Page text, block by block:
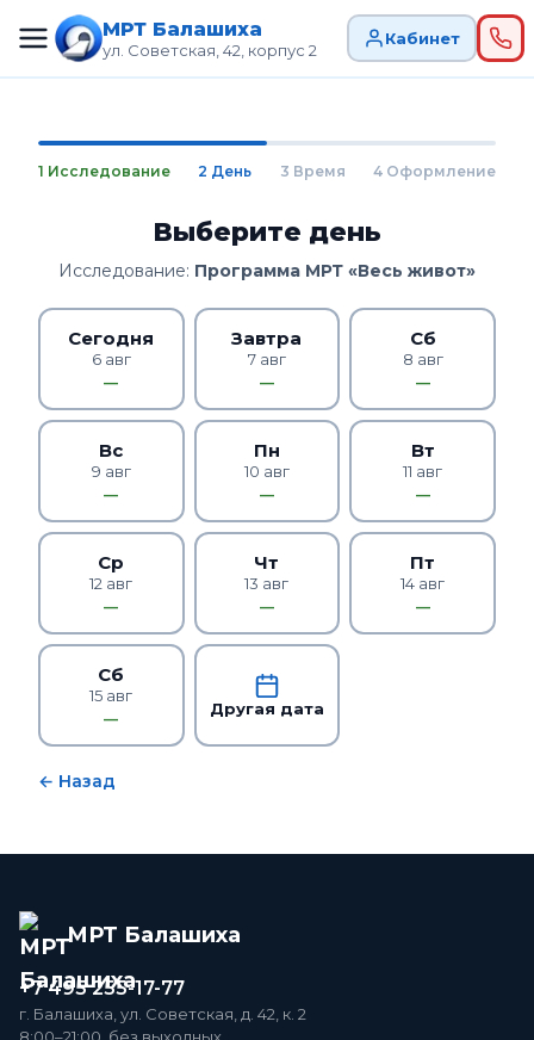
МРТ Балашиха
ул. Советская, 42, корпус 2
Кабинет
1 Исследование 2 День 3 Время 4 Оформление
Выберите день
Исследование: Программа МРТ «Весь живот»
Сегодня
6 авг
—
Завтра
7 авг
—
Сб
8 авг
—
Вс
9 авг
—
Пн
10 авг
—
Вт
11 авг
—
Ср
12 авг
—
Чт
13 авг
—
Пт
14 авг
—
Сб
15 авг
—
Другая дата
← Назад
МРТ Балашиха
+7 495 255-17-77
г. Балашиха, ул. Советская, д. 42, к. 2